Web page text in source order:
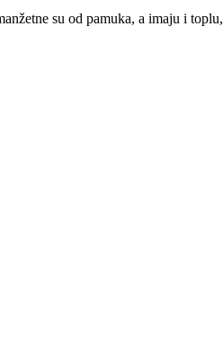
su od pamuka, a imaju i